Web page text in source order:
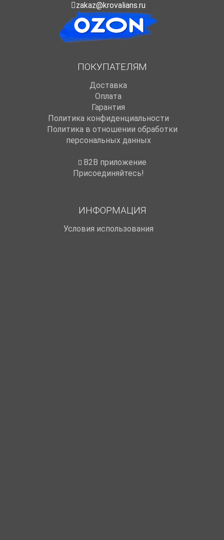
zakaz@krovalians.ru
ПОКУПАТЕЛЯМ
Доставка
Оплата
Гарантия
Политика конфиденциальности
Политика в отношении обработки
персональных данных
B2B приложение
Присоединяйтесь!
ИНФОРМАЦИЯ
Условия использования